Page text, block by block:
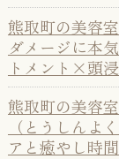
熊取町の美容
ダメージに本
トメント×頭
熊取町の美容
（とうしんよ
アと癒やし時間